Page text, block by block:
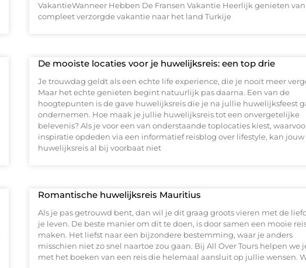
VakantieWanneer Hebben De Fransen Vakantie Heerlijk genieten
compleet verzorgde vakantie naar het land Turkije
De mooiste locaties voor je huwelijksreis: een top drie
Je trouwdag geldt als een echte life experience, die je nooit meer
Maar het echte genieten begint natuurlijk pas daarna. Een van de
hoogtepunten is de gave huwelijksreis die je na jullie huwelijksfeest
ondernemen. Hoe maak je jullie huwelijksreis tot een onvergetelijke
belevenis? Als je voor een van onderstaande toplocaties kiest,
inspiratie opdeden via een informatief reisblog over lifestyle, kan jouw
huwelijksreis al bij voorbaat niet
Romantische huwelijksreis Mauritius
Als je pas getrouwd bent, dan wil je dit graag groots vieren met de
je leven. De beste manier om dit te doen, is door samen een mooie
maken. Het liefst naar een bijzondere bestemming, waar je anders
misschien niet zo snel naartoe zou gaan. Bij All Over Tours helpen we
met het boeken van een reis die helemaal aansluit op jullie wensen.